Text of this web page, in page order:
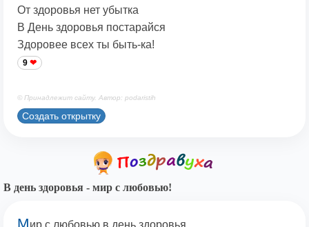
От здоровья нет убытка
В День здоровья постарайся
Здоровее всех ты быть-ка!
9
© Принадлежит сайту. Автор: podaristih
Создать открытку
В день здоровья - мир с любовью!
Мир с любовью в день здоровья